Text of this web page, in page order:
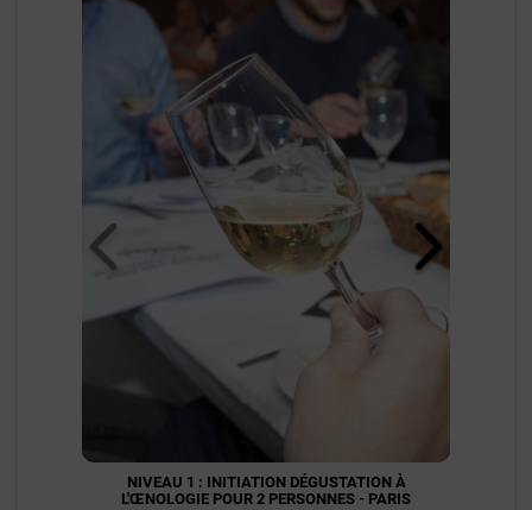
NIVEAU 1 : INITIATION DÉGUSTATION À
L'ŒNOLOGIE POUR 2 PERSONNES - PARIS